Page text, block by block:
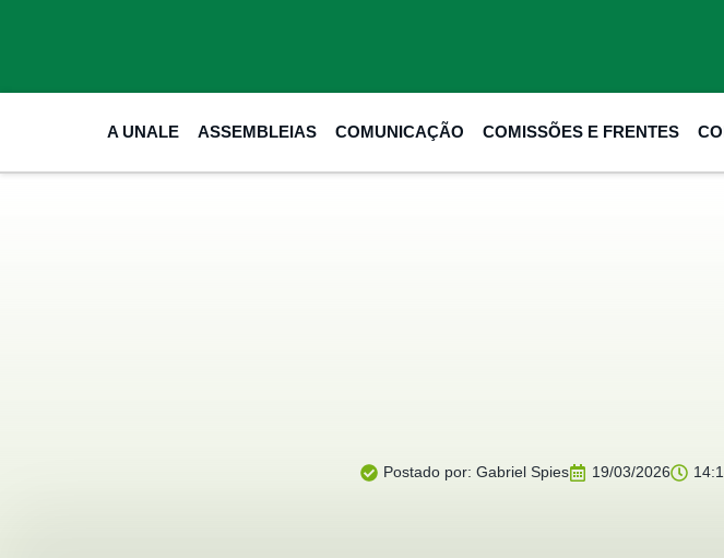
A UNALE ASSEMBLEIAS COMUNICAÇÃO COMISSÕES E FRENTES
Postado por: Gabriel Spies 19/03/2026